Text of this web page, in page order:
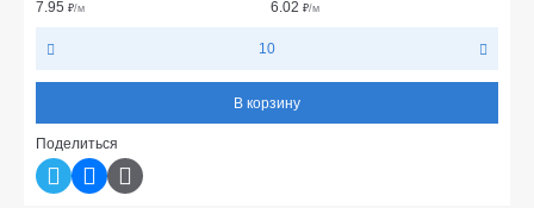
7.95 ₽/м 6.02 ₽/м
10
В корзину
Поделиться